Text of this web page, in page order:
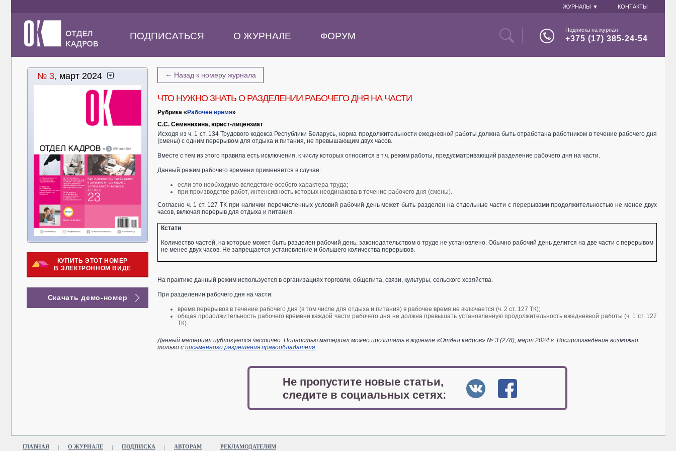
ЖУРНАЛЫ ▼ КОНТАКТЫ
ПОДПИСАТЬСЯ О ЖУРНАЛЕ ФОРУМ
Подписка на журнал
+375 (17) 385-24-54
№ 3, март 2024
КУПИТЬ ЭТОТ НОМЕР
В ЭЛЕКТРОННОМ ВИДЕ
Скачать демо-номер
← Назад к номеру журнала
ЧТО НУЖНО ЗНАТЬ О РАЗДЕЛЕНИИ РАБОЧЕГО ДНЯ НА ЧАСТИ
Рубрика « Рабочее время»
С.С. Семенихина, юрист-лицензиат
Исходя из ч. 1 ст. 134 Трудового кодекса Республики Беларусь, норма продолжительности ежедневной работы должна быть отработана работником в течение рабочего дня
(смены) с одним перерывом для отдыха и питания, не превышающим двух часов.
Вместе с тем из этого правила есть исключения, к числу которых относится в т.ч. режим работы, предусматривающий разделение рабочего дня на части.
Данный режим рабочего времени применяется в случае:
если это необходимо вследствие особого характера труда;
при производстве работ, интенсивность которых неодинакова в течение рабочего дня (смены).
Согласно ч. 1 ст. 127 ТК при наличии перечисленных условий рабочий день может быть разделен на отдельные части с перерывами продолжительностью не менее двух
часов, включая перерыв для отдыха и питания.
Кстати
Количество частей, на которые может быть разделен рабочий день, законодательством о труде не установлено. Обычно рабочий день делится на две части с перерывом
не менее двух часов. Не запрещается установление и большего количества перерывов.
На практике данный режим используется в организациях торговли, общепита, связи, культуры, сельского хозяйства.
При разделении рабочего дня на части:
время перерывов в течение рабочего дня (в том числе для отдыха и питания) в рабочее время не включается (ч. 2 ст. 127 ТК);
общая продолжительность рабочего времени каждой части рабочего дня не должна превышать установленную продолжительность ежедневной работы (ч. 1 ст. 127
ТК).
Данный материал публикуется частично. Полностью материал можно прочитать в журнале «Отдел кадров» № 3 (278), март 2024 г. Воспроизведение возможно
только с письменного разрешения правообладателя.
Не пропустите новые статьи,
следите в социальных сетях:
ГЛАВНАЯ О ЖУРНАЛЕ ПОДПИСКА АВТОРАМ РЕКЛАМОДАТЕЛЯМ